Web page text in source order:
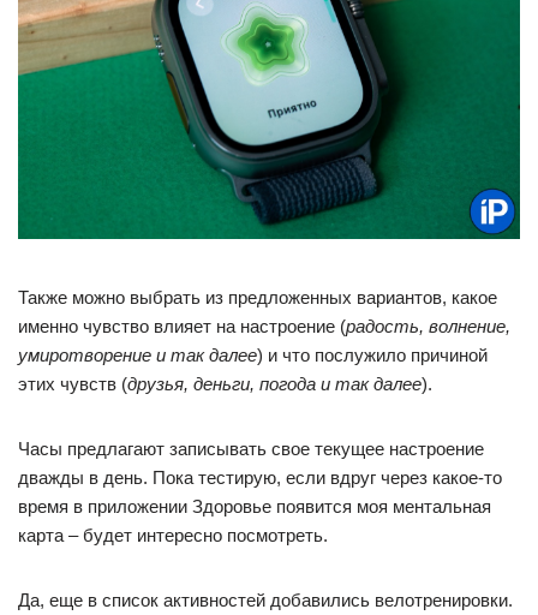
Также можно выбрать из предложенных вариантов, какое
именно чувство влияет на настроение (радость, волнение,
умиротворение и так далее) и что послужило причиной
этих чувств (друзья, деньги, погода и так далее).
Часы предлагают записывать свое текущее настроение
дважды в день. Пока тестирую, если вдруг через какое-то
время в приложении Здоровье появится моя ментальная
карта – будет интересно посмотреть.
Да, еще в список активностей добавились велотренировки.